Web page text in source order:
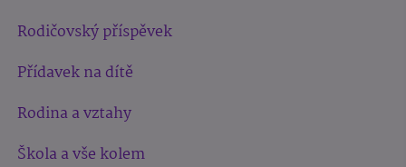
Rodičovský příspěvek
Přídavek na dítě
Rodina a vztahy
Škola a vše kolem